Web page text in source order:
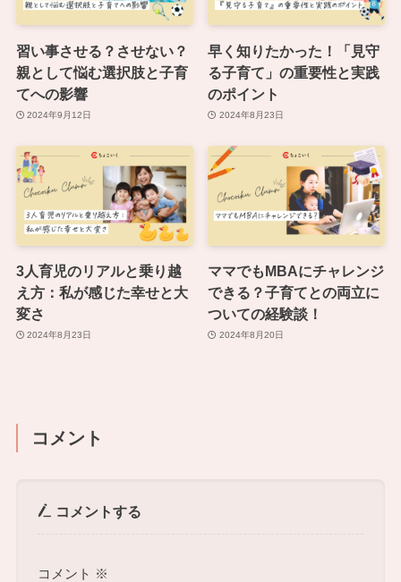
習い事させる？させない？
親として悩む選択肢と子育
てへの影響
2024年9月12日
早く知りたかった！「見守
る子育て」の重要性と実践
のポイント
2024年8月23日
3人育児のリアルと乗り越
え方：私が感じた幸せと大
変さ
2024年8月23日
ママでもMBAにチャレンジ
できる？子育てとの両立に
ついての経験談！
2024年8月20日
コメント
コメントする
コメント ※